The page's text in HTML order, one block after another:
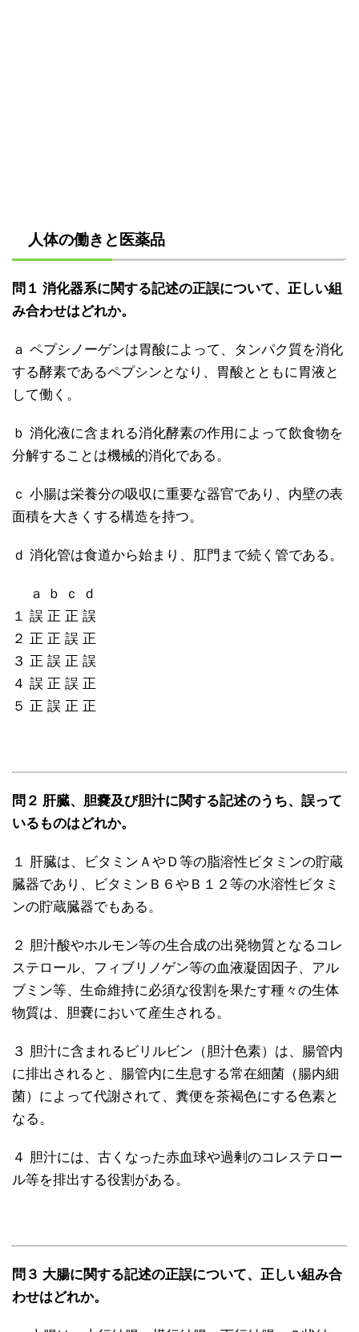
人体の働きと医薬品
問１ 消化器系に関する記述の正誤について、正しい組
み合わせはどれか。
ａ ペプシノーゲンは胃酸によって、タンパク質を消化
する酵素であるペプシンとなり、胃酸とともに胃液と
して働く。
ｂ 消化液に含まれる消化酵素の作用によって飲食物を
分解することは機械的消化である。
ｃ 小腸は栄養分の吸収に重要な器官であり、内壁の表
面積を大きくする構造を持つ。
ｄ 消化管は食道から始まり、肛門まで続く管である。
ａ ｂ ｃ ｄ
１ 誤 正 正 誤
２ 正 正 誤 正
３ 正 誤 正 誤
４ 誤 正 誤 正
５ 正 誤 正 正
問２ 肝臓、胆嚢及び胆汁に関する記述のうち、誤って
いるものはどれか。
１ 肝臓は、ビタミンＡやＤ等の脂溶性ビタミンの貯蔵
臓器であり、ビタミンＢ６やＢ１２等の水溶性ビタミ
ンの貯蔵臓器でもある。
２ 胆汁酸やホルモン等の生合成の出発物質となるコレ
ステロール、フィブリノゲン等の血液凝固因子、アル
ブミン等、生命維持に必須な役割を果たす種々の生体
物質は、胆嚢において産生される。
３ 胆汁に含まれるビリルビン（胆汁色素）は、腸管内
に排出されると、腸管内に生息する常在細菌（腸内細
菌）によって代謝されて、糞便を茶褐色にする色素と
なる。
４ 胆汁には、古くなった赤血球や過剰のコレステロー
ル等を排出する役割がある。
問３ 大腸に関する記述の正誤について、正しい組み合
わせはどれか。